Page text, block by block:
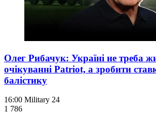
Олег Рибачук: Україні не треба
очікуванні Patriot, а зробити
балістику
16:00 Military 24
1 786